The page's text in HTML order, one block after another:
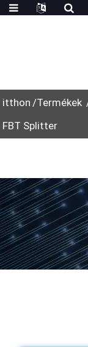
itthon Termékek
FBT Splitter